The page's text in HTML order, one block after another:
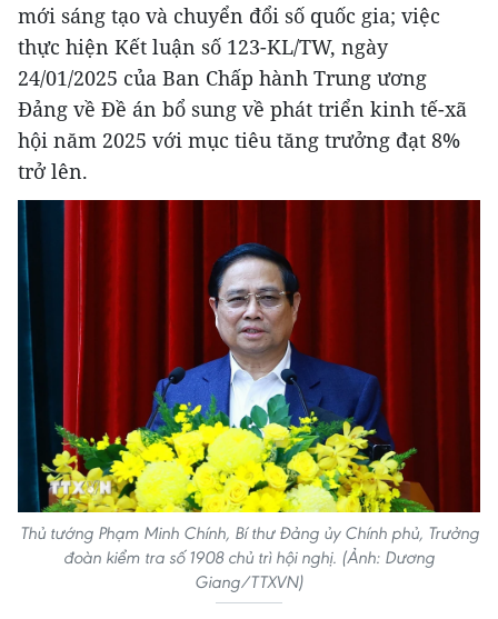
mới sáng tạo và chuyển đổi số quốc gia; việc
thực hiện Kết luận số 123-KL/TW, ngày
24/01/2025 của Ban Chấp hành Trung ương
Đảng về Đề án bổ sung về phát triển kinh tế-xã
hội năm 2025 với mục tiêu tăng trưởng đạt 8%
trở lên.
Thủ tướng Phạm Minh Chính, Bí thư Đảng ủy Chính phủ, Trưởng
đoàn kiểm tra số 1908 chủ trì hội nghị. (Ảnh: Dương
Giang/TTXVN)